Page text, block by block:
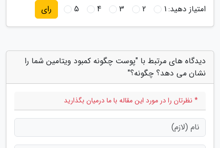
امتیاز دهید:1
2
3
4
5 رای
دیدگاه های مرتبط با "پوست چگونه کمبود ویتامین شما را
نشان می دهد؟ چگونه؟"
* نظرتان را در مورد این مقاله با ما درمیان بگذارید